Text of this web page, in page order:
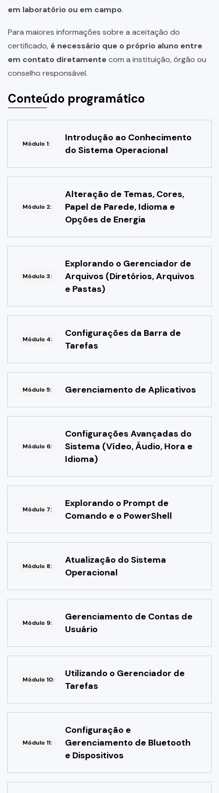
em laboratório ou em campo.
Para maiores informações sobre a aceitação do
certificado, é necessário que o próprio aluno entre
em contato diretamente com a instituição, órgão ou
conselho responsável.
Conteúdo programático
Módulo 1:
Introdução ao Conhecimento
do Sistema Operacional
Módulo 2:
Alteração de Temas, Cores,
Papel de Parede, Idioma e
Opções de Energia
Módulo 3:
Explorando o Gerenciador de
Arquivos (Diretórios, Arquivos
e Pastas)
Módulo 4:
Configurações da Barra de
Tarefas
Módulo 5: Gerenciamento de Aplicativos
Módulo 6:
Configurações Avançadas do
Sistema (Vídeo, Áudio, Hora e
Idioma)
Módulo 7:
Explorando o Prompt de
Comando e o PowerShell
Módulo 8:
Atualização do Sistema
Operacional
Módulo 9:
Gerenciamento de Contas de
Usuário
Módulo 10:
Utilizando o Gerenciador de
Tarefas
Módulo 11:
Configuração e
Gerenciamento de Bluetooth
e Dispositivos